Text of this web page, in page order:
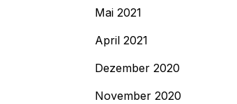
Mai 2021
April 2021
Dezember 2020
November 2020